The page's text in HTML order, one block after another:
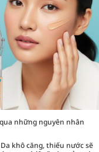
những nguyên nhân
khô căng, thiếu nước sẽ